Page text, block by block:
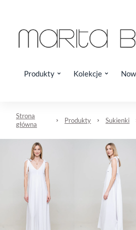
Produkty Kolekcje
Strona
główna
Produkty Sukienki